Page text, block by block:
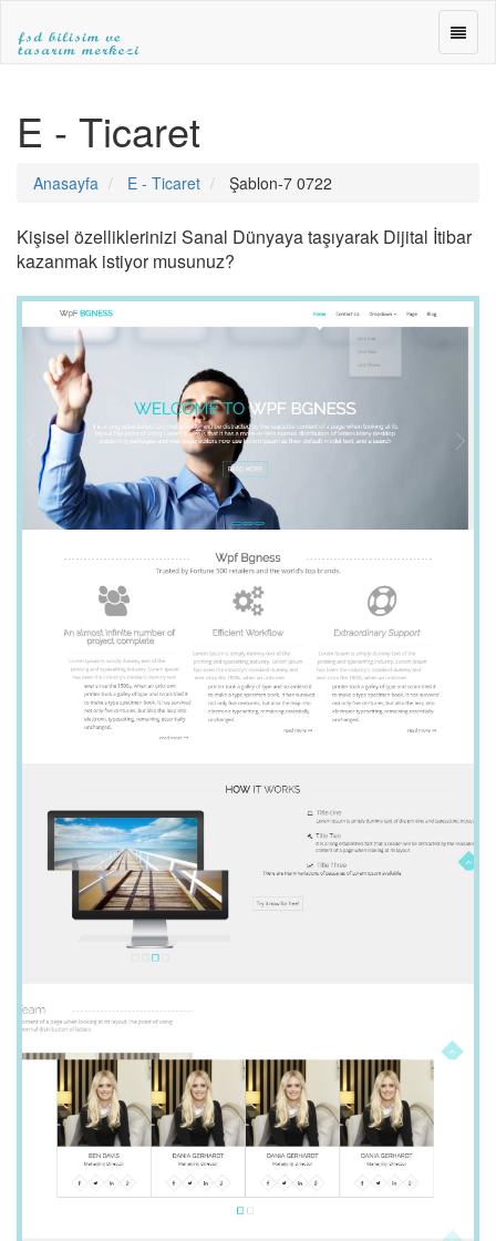
ve
TASARIM
|ANKARA
TASARIM|fsdbilisim.com
FSD
»SEO
E - Ticaret
Anasayfa E - Ticaret Şablon-7 0722
Kişisel özelliklerinizi Sanal Dünyaya taşıyarak Dijital İtibar
kazanmak istiyor musunuz?